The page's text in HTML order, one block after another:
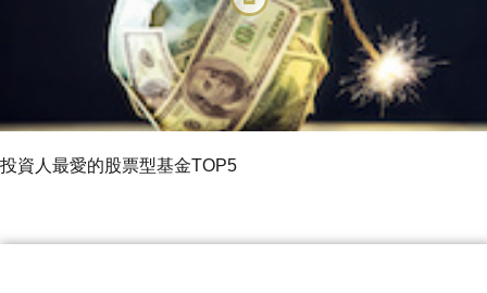
投資人最愛的股票型基金TOP5